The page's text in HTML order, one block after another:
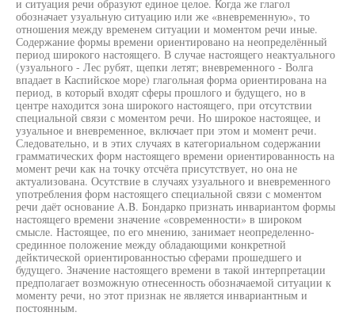
и ситуация речи образуют единое целое. Когда же глагол
обозначает узуальную ситуацию или же «вневременную», то
отношения между временем ситуации и моментом речи иные.
Содержание формы времени ориентировано на неопределённый
период широкого настоящего. В случае настоящего неактуального
(узуального - Лес рубят, щепки летят; вневременного - Волга
впадает в Каспийское море) глагольная форма ориентирована на
период, в который входят сферы прошлого и будущего, но в
центре находится зона широкого настоящего, при отсутствии
специальной связи с моментом речи. Но широкое настоящее, и
узуальное и вневременное, включает при этом и момент речи.
Следовательно, и в этих случаях в категориальном содержании
грамматических форм настоящего времени ориентированность на
момент речи как на точку отсчёта присутствует, но она не
актуализована. Осутствие в случаях узуального и вневременного
употребления форм настоящего специальной связи с моментом
речи даёт основание A.B. Бондарко признать инвариантом формы
настоящего времени значение «современности» в широком
смысле. Настоящее, по его мнению, занимает неопределенно-
срединное положение между обладающими конкретной
дейктической ориентированностью сферами прошедшего и
будущего. Значение настоящего времени в такой интерпретации
предполагает возможную отнесенность обозначаемой ситуации к
моменту речи, но этот признак не является инвариантным и
постоянным.